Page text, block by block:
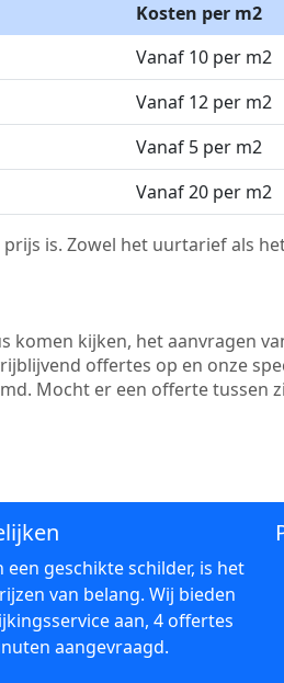
Kosten per m2
Vanaf 10 per m2
Vanaf 12 per m2
Vanaf 5 per m2
Vanaf 20 per m2
is. Zowel het uurtarief als
komen kijken, het aanvragen
offertes op en onze
Mocht er een offerte tussen
een geschikte schilder, is het
van belang. Wij bieden
aan, 4 offertes
aangevraagd.